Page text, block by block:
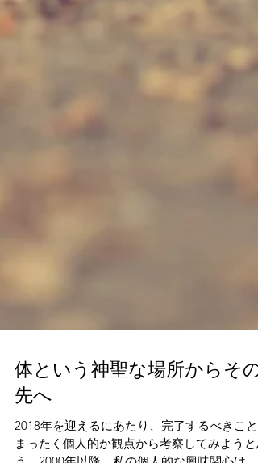
体という神聖な場所からその
先へ
2018年を迎えるにあたり、完了するべきこと